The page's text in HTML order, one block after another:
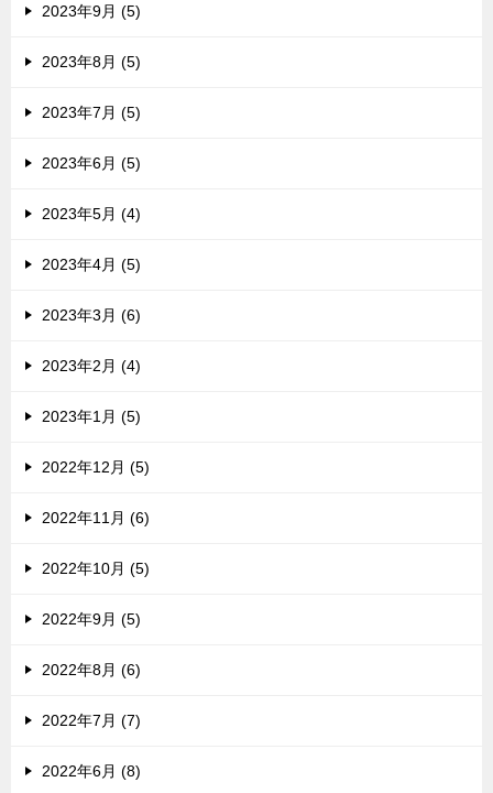
2023年9月 (5)
2023年8月 (5)
2023年7月 (5)
2023年6月 (5)
2023年5月 (4)
2023年4月 (5)
2023年3月 (6)
2023年2月 (4)
2023年1月 (5)
2022年12月 (5)
2022年11月 (6)
2022年10月 (5)
2022年9月 (5)
2022年8月 (6)
2022年7月 (7)
2022年6月 (8)